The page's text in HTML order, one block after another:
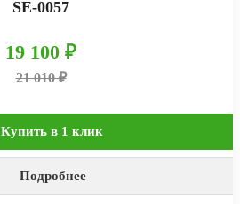
SE-0057
19 100 ₽
21 010 ₽
Купить в 1 клик
Подробнее